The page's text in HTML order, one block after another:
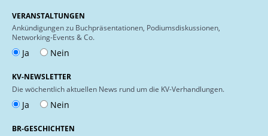
VERANSTALTUNGEN
Ankündigungen zu Buchpräsentationen, Podiumsdiskussionen,
Networking-Events & Co.
Ja Nein
KV-NEWSLETTER
Die wöchentlich aktuellen News rund um die KV-Verhandlungen.
Ja Nein
BR-GESCHICHTEN